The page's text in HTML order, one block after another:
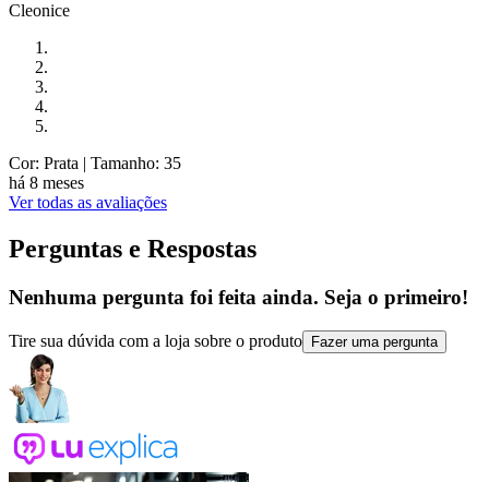
Cleonice
Cor: Prata | Tamanho: 35
há 8 meses
Ver todas as avaliações
Perguntas e Respostas
Nenhuma pergunta foi feita ainda. Seja o primeiro!
Tire sua dúvida com a loja sobre o produto Fazer uma pergunta